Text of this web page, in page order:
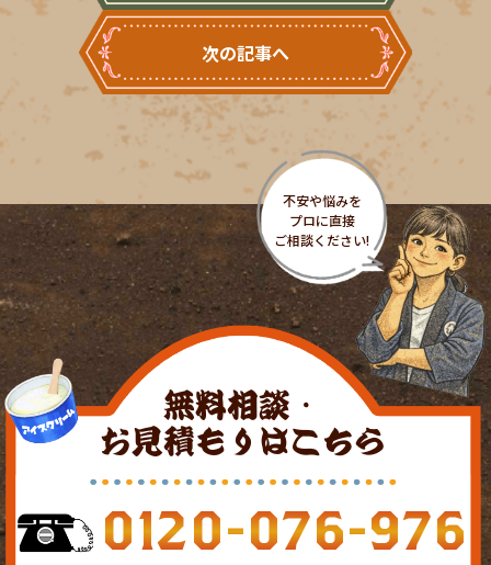
次の記事へ
無料相談・
お見積もりはこちら
0120-076-976